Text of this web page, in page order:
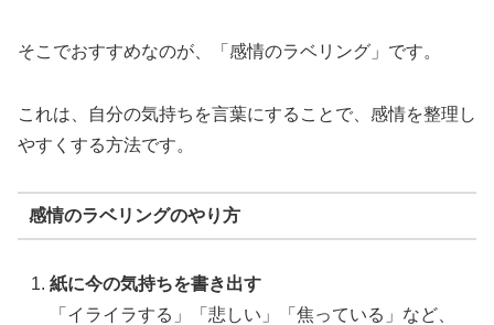
そこでおすすめなのが、「感情のラベリング」です。
これは、自分の気持ちを言葉にすることで、感情を整理し
やすくする方法です。
感情のラベリングのやり方
紙に今の気持ちを書き出す
「イライラする」「悲しい」「焦っている」など、